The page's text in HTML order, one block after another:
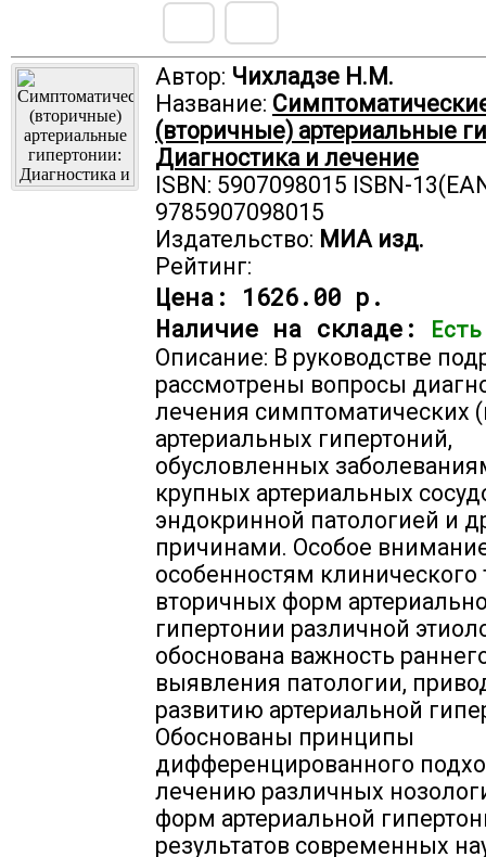
Автор: Чихладзе Н.М.
Название:
(вторичные) артериальные
Диагностика и лечение
ISBN: 5907098015 ISBN-
9785907098015
Издательство: МИА изд.
Рейтинг:
Цена: 1626.00 р.
Наличие на складе:
Есть
Описание: В руководстве
рассмотрены вопросы
лечения симптоматических
артериальных гипертоний,
обусловленных
крупных артериальных
эндокринной патологией и
причинами. Особое
особенностям клинического
вторичных форм
гипертонии различной
обоснована важность
выявления патологии,
развитию артериальной
Обоснованы принципы
дифференцированного
лечению различных
форм артериальной
результатов современных